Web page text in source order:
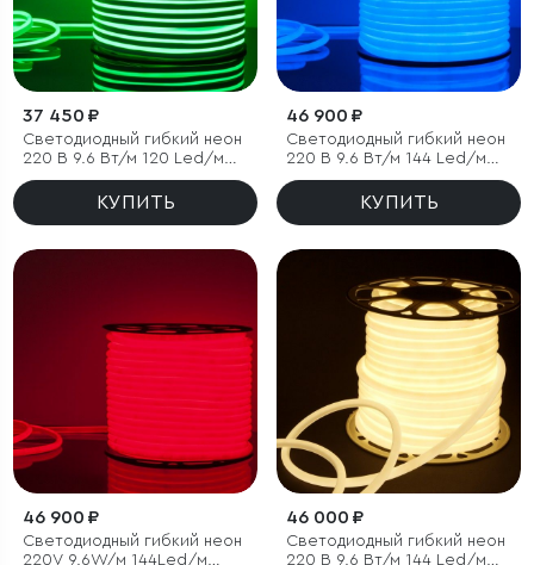
37 450 ₽
Светодиодный гибкий неон
220 В 9.6 Вт/м 120 Led/м
2835 IP67, односторонний
зеленый, 50 мКУПИТЬ
46 900 ₽
Светодиодный гибкий неон
220 В 9.6 Вт/м 144 Led/м
2835 IP67, круглый синий,
КУПИТЬ
46 900 ₽
Светодиодный гибкий неон
220V 9.6W/м 144Led/м
46 000 ₽
Светодиодный гибкий неон
220 В 9.6 Вт/м 144 Led/м